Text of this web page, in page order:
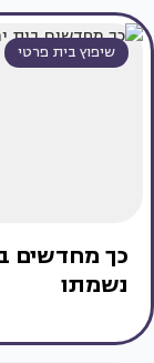
שיפוץ בית פרטי
כך מחדשים
נשמתו